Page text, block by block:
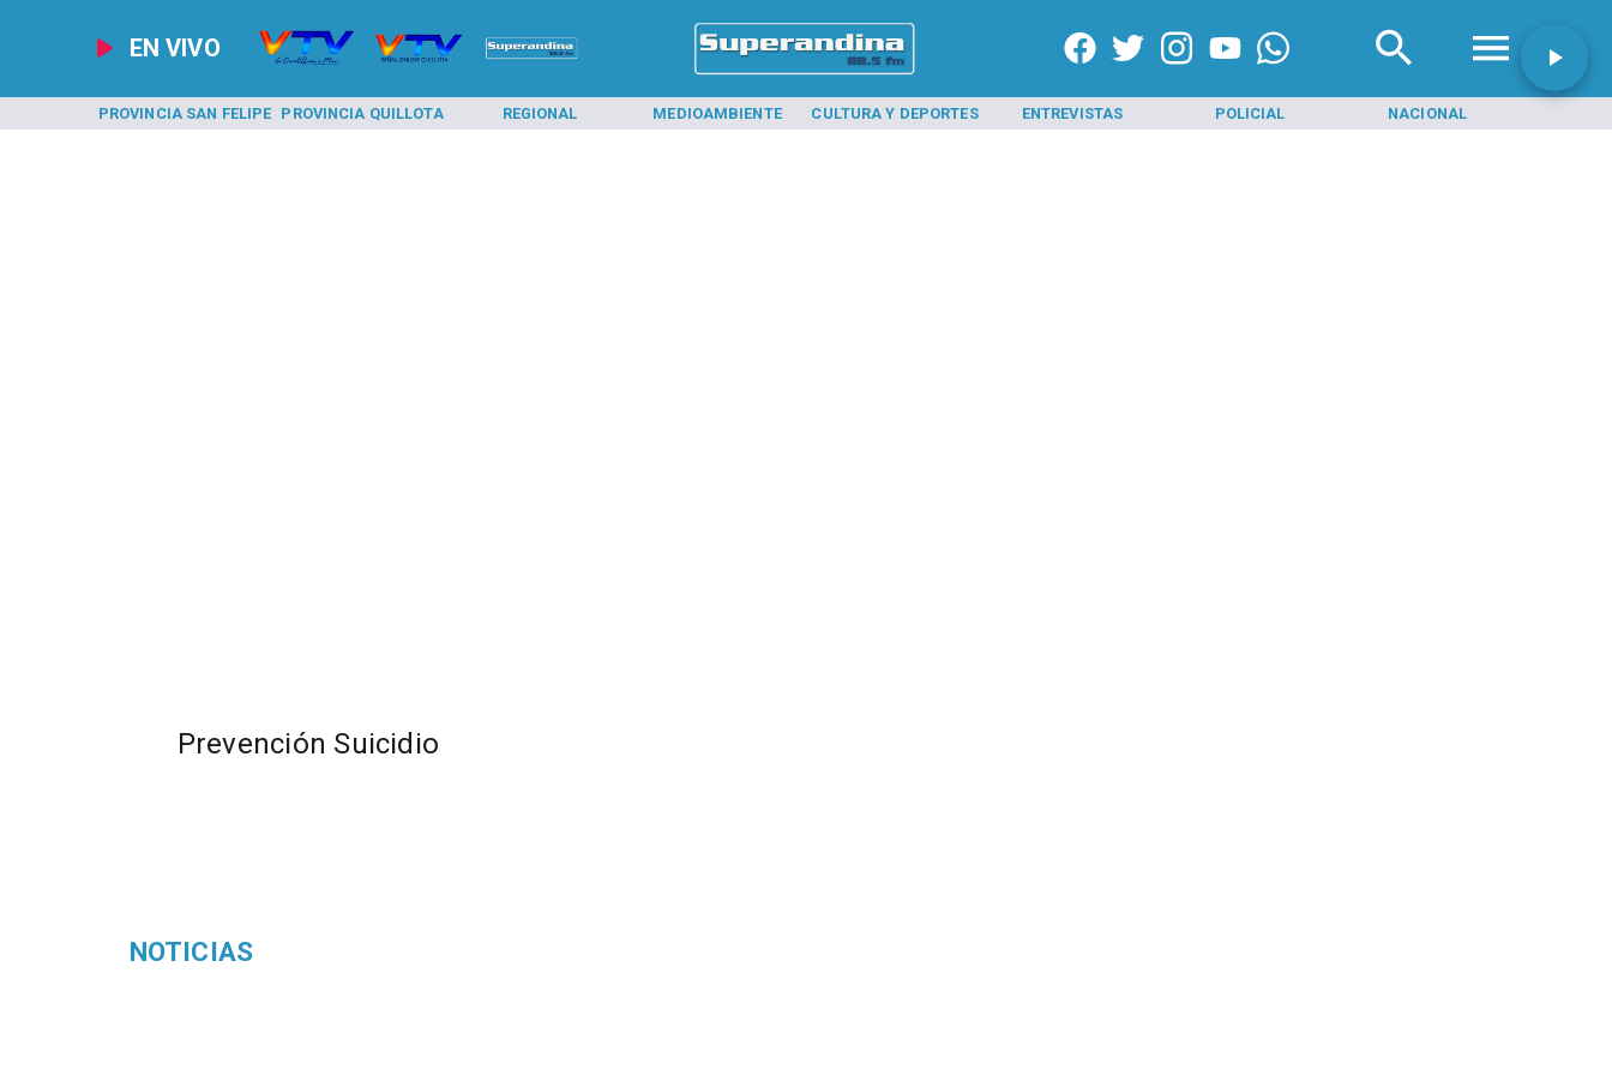
EN VIVO
PROVINCIA SAN FELIPE PROVINCIA QUILLOTA REGIONAL MEDIOAMBIENTE CULTURA Y DEPORTES ENTREVISTAS POLICIAL NACIONAL
Prevención Suicidio
NOTICIAS